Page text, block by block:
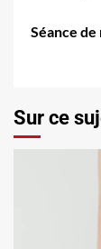
Séance
Sur ce